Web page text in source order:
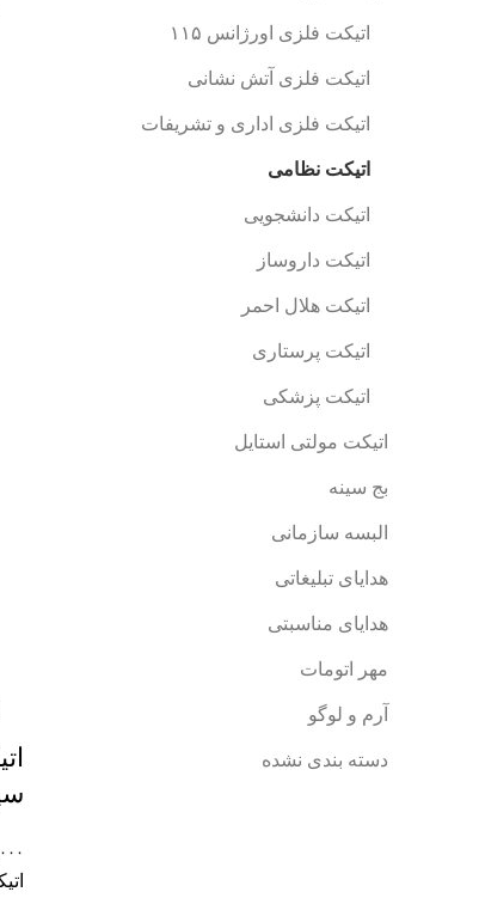
اتیکت فلزی اورژانس ۱۱۵
اتیکت فلزی آتش نشانی
اتیکت فلزی اداری و تشریفات
اتیکت نظامی
اتیکت دانشجویی
اتیکت داروساز
اتیکت هلال احمر
اتیکت پرستاری
اتیکت پزشکی
اتیکت مولتی استایل
بج سینه
البسه سازمانی
هدایای تبلیغاتی
هدایای مناسبتی
مهر اتومات
آرم و لوگو
دسته بندی نشده